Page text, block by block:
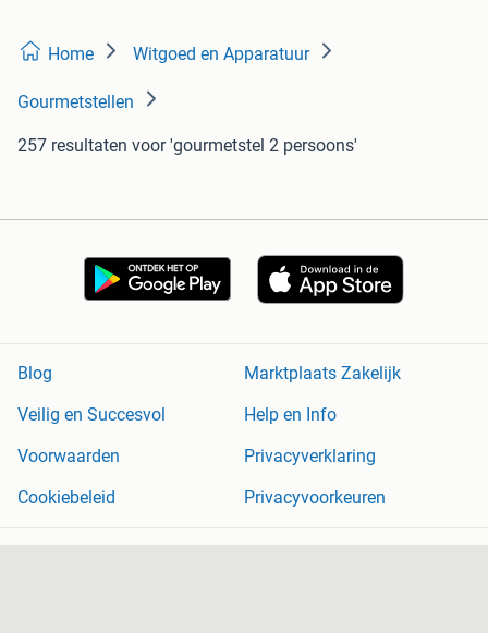
Home Witgoed en Apparatuur
Gourmetstellen
257 resultaten voor 'gourmetstel 2 persoons'
Blog
Marktplaats Zakelijk
Veilig en Succesvol
Help en Info
Voorwaarden
Privacyverklaring
Cookiebeleid
Privacyvoorkeuren